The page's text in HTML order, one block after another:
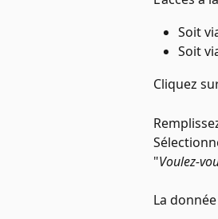
Soit
Soit
Cliquez
"Voulez-
La